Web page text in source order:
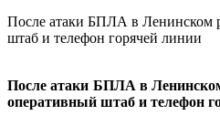
После атаки БПЛА в Ленинском
штаб и телефон горячей линии
После атаки БПЛА в
оперативный штаб и телефон